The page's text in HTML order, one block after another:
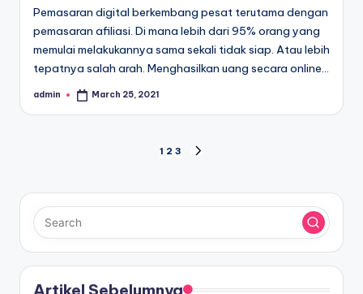
Pemasaran digital berkembang pesat terutama dengan
pemasaran afiliasi. Di mana lebih dari 95% orang yang
memulai melakukannya sama sekali tidak siap. Atau lebih
tepatnya salah arah. Menghasilkan uang secara online…
Posted
admin March 25, 2021
pagination
1 2 3
Artikel Sebelumnya